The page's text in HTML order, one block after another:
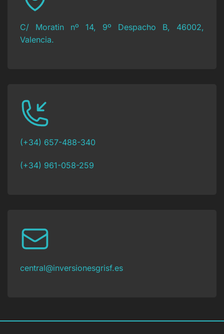
C/ Moratin nº 14, 9º Despacho B, 46002,
Valencia.
(+34) 657-488-340
(+34) 961-058-259
central@inversionesgrisf.es